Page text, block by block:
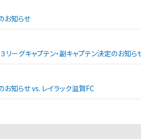
お知らせ
リーグキャプテン・副キャプテン決定のお知ら
お知らせ vs. レイラック滋賀FC